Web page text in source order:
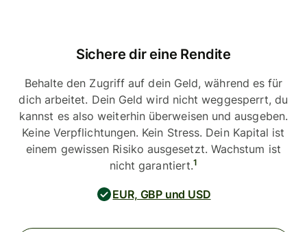
Sichere dir eine Rendite
Behalte den Zugriff auf dein Geld, während es für
dich arbeitet. Dein Geld wird nicht weggesperrt, du
kannst es also weiterhin überweisen und ausgeben.
Keine Verpflichtungen. Kein Stress. Dein Kapital ist
einem gewissen Risiko ausgesetzt. Wachstum ist
nicht garantiert.1
EUR, GBP und USD